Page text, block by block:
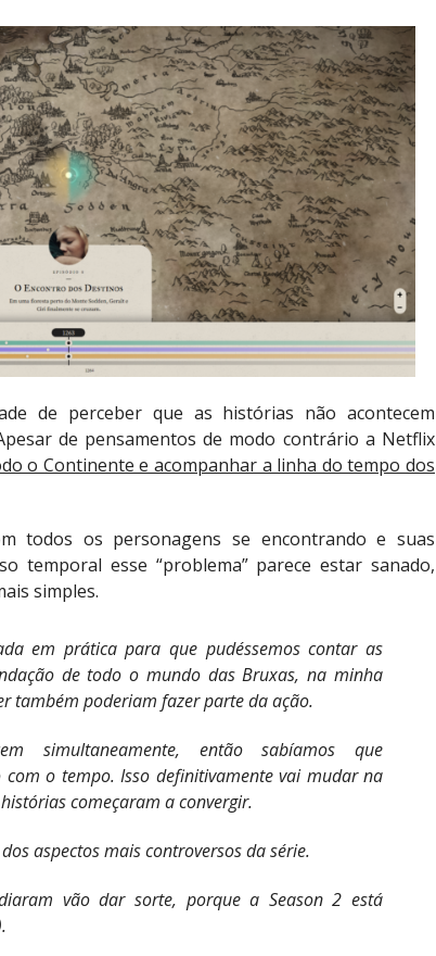
de perceber que as histórias não acontecem
de pensamentos de modo contrário a Netflix
o Continente e acompanhar a linha do tempo dos
todos os personagens se encontrando e suas
temporal esse “problema” parece estar sanado,
simples.
em prática para que pudéssemos contar as
de todo o mundo das Bruxas, na minha
também poderiam fazer parte da ação.
simultaneamente, então sabíamos que
o tempo. Isso definitivamente vai mudar na
começaram a convergir.
aspectos mais controversos da série.
vão dar sorte, porque a Season 2 está